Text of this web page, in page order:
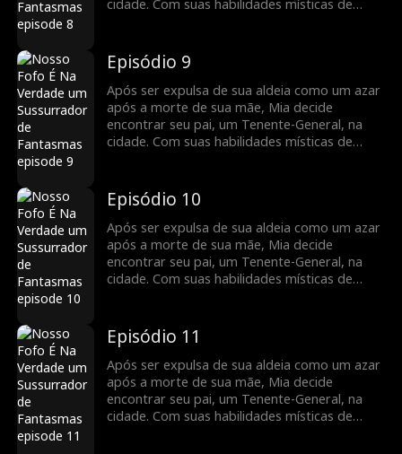
cidade. Com suas habilidades místicas de
ajudando-os a enfrentar inúmeras crises.
Agora, a chance de mudar o destino de toda
a sua família está ao seu alcance.
Episódio 9
Após ser expulsa de sua aldeia como um azar
após a morte de sua mãe, Mia decide
encontrar seu pai, um Tenente-General, na
cidade. Com suas habilidades místicas de
ajudando-os a enfrentar inúmeras crises.
Agora, a chance de mudar o destino de toda
a sua família está ao seu alcance.
Episódio 10
Após ser expulsa de sua aldeia como um azar
após a morte de sua mãe, Mia decide
encontrar seu pai, um Tenente-General, na
cidade. Com suas habilidades místicas de
ajudando-os a enfrentar inúmeras crises.
Agora, a chance de mudar o destino de toda
a sua família está ao seu alcance.
Episódio 11
Após ser expulsa de sua aldeia como um azar
após a morte de sua mãe, Mia decide
encontrar seu pai, um Tenente-General, na
cidade. Com suas habilidades místicas de